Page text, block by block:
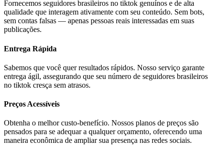
Fornecemos seguidores brasileiros no tiktok genuínos e de alta
qualidade que interagem ativamente com seu conteúdo. Sem bots,
sem contas falsas — apenas pessoas reais interessadas em suas
publicações.
Entrega Rápida
Sabemos que você quer resultados rápidos. Nosso serviço garante
entrega ágil, assegurando que seu número de seguidores brasileiros
no tiktok cresça sem atrasos.
Preços Acessíveis
Obtenha o melhor custo-benefício. Nossos planos de preços são
pensados ​​para se adequar a qualquer orçamento, oferecendo uma
maneira econômica de ampliar sua presença nas redes sociais.